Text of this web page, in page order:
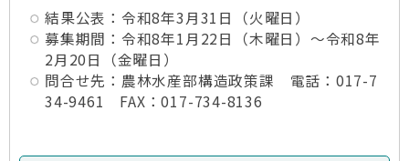
結果公表：令和8年3月31日（火曜日）
募集期間：令和8年1月22日（木曜日）～令和8年
2月20日（金曜日）
問合せ先：農林水産部構造政策課 電話：017-7
34-9461 FAX：017-734-8136